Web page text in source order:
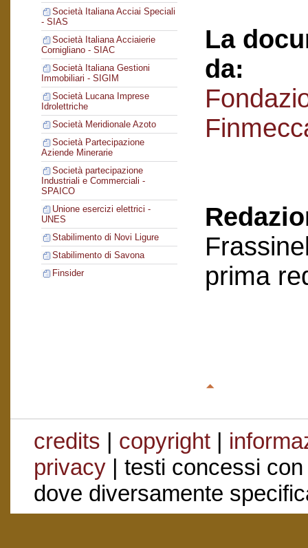
Società Italiana Acciai Speciali
- SIAS
Società Italiana Acciaierie
Cornigliano - SIAC
Società Italiana Gestioni
Immobiliari - SIGIM
Società Lucana Imprese
Idrolettriche
Società Meridionale Azoto
Società Partecipazione
Aziende Minerarie
Società partecipazione
Industriali e Commerciali -
SPAICO
Unione esercizi elettrici -
UNES
Stabilimento di Novi Ligure
Stabilimento di Savona
Finsider
La
da:
prima
credits | copyright|
privacy| testi concessi
dove diversamente